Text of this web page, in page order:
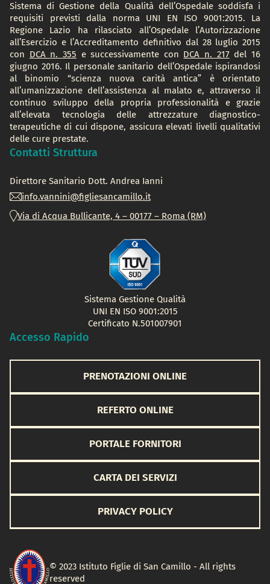
Sistema di Gestione della Qualità dell’Ospedale soddisfa i
requisiti previsti dalla norma UNI EN ISO 9001:2015. La
Regione Lazio ha rilasciato all’Ospedale l’Autorizzazione
all’Esercizio e l’Accreditamento definitivo dal 28 luglio 2015
con DCA n. 355 e successivamente con DCA n. 217del 16
giugno 2016. Il personale sanitario dell’Ospedale ispirandosi
al binomio “scienza nuova carità antica” è orientato
all’umanizzazione dell’assistenza al malato e, attraverso il
continuo sviluppo della propria professionalità e grazie
all’elevata tecnologia delle attrezzature diagnostico-
terapeutiche di cui dispone, assicura elevati livelli qualitativi
delle cure prestate.
Contatti Struttura
Direttore Sanitario Dott. Andrea Ianni
info.vannini@figliesancamillo.it
Via di Acqua Bullicante, 4 – 00177 – Roma (RM)
Sistema Gestione Qualità
UNI EN ISO 9001:2015
Certificato N.501007901
Accesso Rapido
PRENOTAZIONI ONLINE
REFERTO ONLINE
PORTALE FORNITORI
CARTA DEI SERVIZI
PRIVACY POLICY
© 2023 Istituto Figlie di San Camillo - All rights
reserved